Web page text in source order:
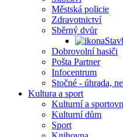
Městská policie
Zdravotnictví
Sběrný dvůr
Dobrovolní hasiči
Pošta Partner
Infocentrum
Stočné - úhrada,
Kultura a sport
Kulturní a
Kulturní dům
Sport